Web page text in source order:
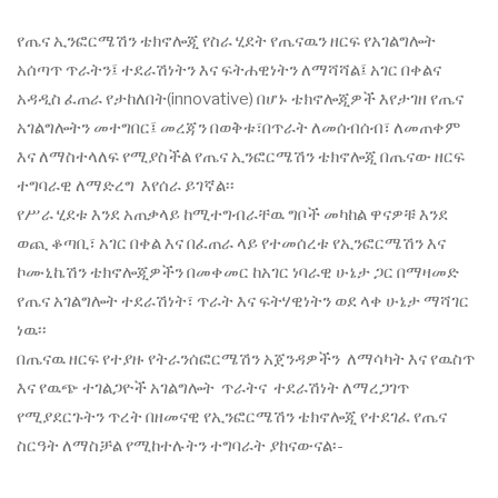
የጤና ኢንፎርሜሽን ቴክኖሎጂ የስራ ሂደት የጤናዉን ዘርፍ የአገልግሎት
አሰጣጥ ጥራትን፤ ተደራሽነትን እና ፍትሐዊነትን ለማሻሻል፤ አገር በቀልና
አዳዲስ ፈጠራ የታከለበት(innovative) በሆኑ ቴክኖሎጂዎች እየታገዘ የጤና
አገልግሎትን መተግበር፤ መረጃን በወቅቱ፣በጥራት ለመሰብሰብ፣ ለመጠቀም
እና ለማስተላለፍ የሚያስችል የጤና ኢንፎርሜሽን ቴክኖሎጂ በጤናው ዘርፍ
ተግባራዊ ለማድረግ እየሰራ ይገኛል፡፡
የሥራ ሂደቱ እንደ አጠቃላይ ከሚተግብራቸዉ ግቦች መካከል ዋናዎቹ እንደ
ወጪ ቆጣቢ፣ አገር በቀል እና በፈጠራ ላይ የተመሰረቱ የኢንፎርሜሽን እና
ኮሙኒኬሽን ቴክኖሎጂዎችን በመቀመር ከአገር ነባራዊ ሁኔታ ጋር በማዛመድ
የጤና አገልግሎት ተደራሽነት፣ ጥራት እና ፍትሃዊነትን ወደ ላቀ ሁኔታ ማሻገር
ነዉ፡፡
በጤናዉ ዘርፍ የተያዙ የትራንሰፎርሜሽን አጀንዳዎችን ለማሳካት እና የዉስጥ
እና የዉጭ ተገልጋዮች አገልግሎት ጥራትና ተደራሽነት ለማረጋገጥ
የሚያደርጉትን ጥረት በዘመናዊ የኢንፎርሜሽን ቴክኖሎጂ የተደገፈ የጤና
ስርዓት ለማስቻል የሚከተሉትን ተግባራት ያከናውናል፡-